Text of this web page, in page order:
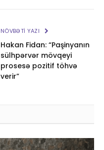
NÖVBƏTI YAZI
Hakan Fidan: “Paşinyanın
sülhpərvər mövqeyi
prosesə pozitif töhvə
verir”